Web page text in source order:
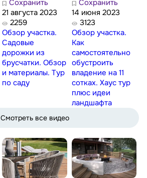
Сохранить
21 августа 2023
2259
Обзор участка.
Садовые
дорожки из
брусчатки. Обзор
и материалы. Тур
по саду
Сохранить
14 июня 2023
3123
Обзор участка.
Как
самостоятельно
обустроить
владение на 11
сотках. Хаус тур
плюс идеи
ландшафта
Смотреть все видео